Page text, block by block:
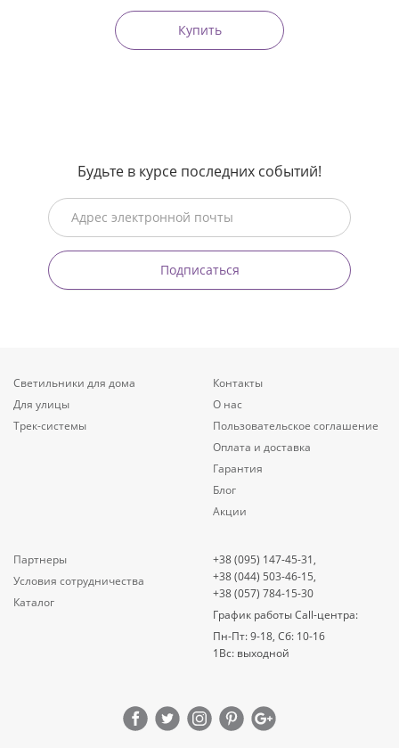
Купить
Будьте в курсе последних событий!
Подписаться
Светильники для дома
Для улицы
Трек-системы
Контакты
О нас
Пользовательское соглашение
Оплата и доставка
Гарантия
Блог
Акции
Партнеры
Условия сотрудничества
Каталог
+38 (095) 147-45-31,
+38 (044) 503-46-15,
+38 (057) 784-15-30
График работы Call-центра:
Пн-Пт: 9-18, Сб: 10-16
1Вс: выходной